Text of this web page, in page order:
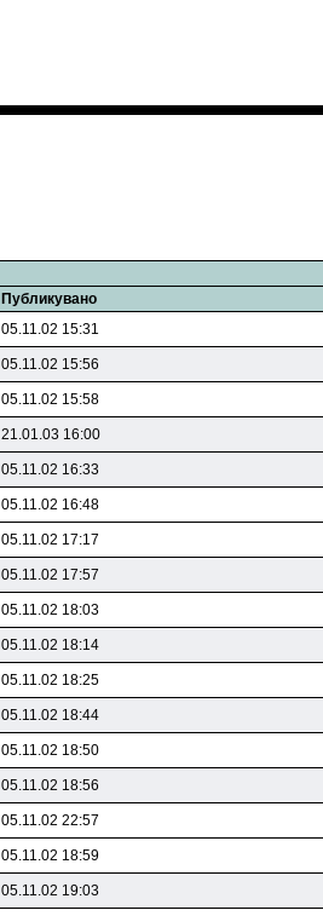
Публикувано
05.11.02 15:31
05.11.02 15:56
05.11.02 15:58
21.01.03 16:00
05.11.02 16:33
05.11.02 16:48
05.11.02 17:17
05.11.02 17:57
05.11.02 18:03
05.11.02 18:14
05.11.02 18:25
05.11.02 18:44
05.11.02 18:50
05.11.02 18:56
05.11.02 22:57
05.11.02 18:59
05.11.02 19:03